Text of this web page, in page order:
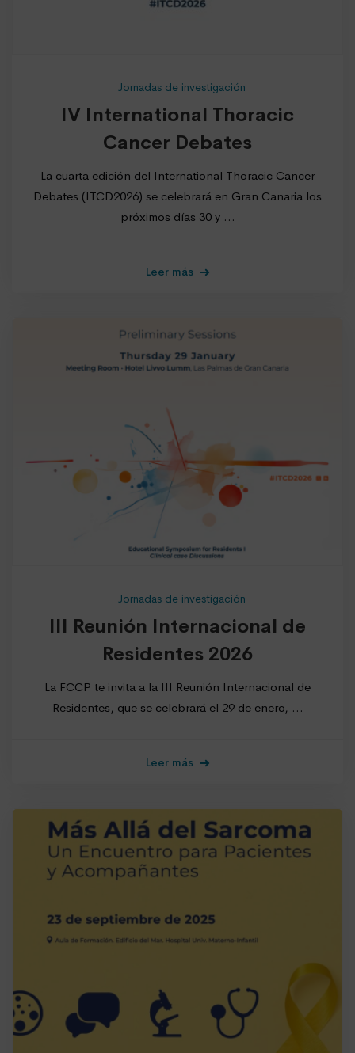
Jornadas de investigación
IV International Thoracic
Cancer Debates
La cuarta edición del International Thoracic Cancer
Debates (ITCD2026) se celebrará en Gran Canaria los
próximos días 30 y …
Leer más
Jornadas de investigación
III Reunión Internacional de
Residentes 2026
La FCCP te invita a la III Reunión Internacional de
Residentes, que se celebrará el 29 de enero, …
Leer más